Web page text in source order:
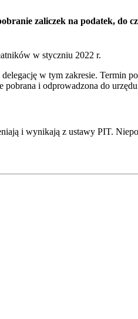
zaliczek na podatek, do
w styczniu 2022 r.
w tym zakresie. Termin
pobrana i odprowadzona do
i wynikają z ustawy PIT.